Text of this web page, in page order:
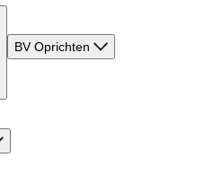
BV Oprichten